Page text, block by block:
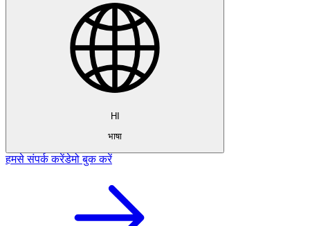
HI
भाषा
हमसे संपर्क करेंडेमो बुक करें